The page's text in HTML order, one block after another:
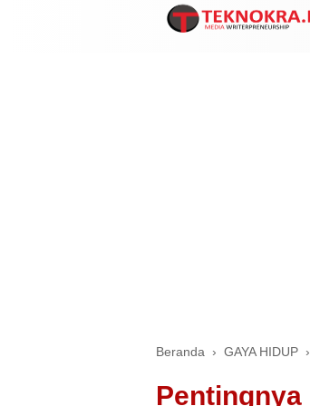
Beranda › GAYA HIDUP ›